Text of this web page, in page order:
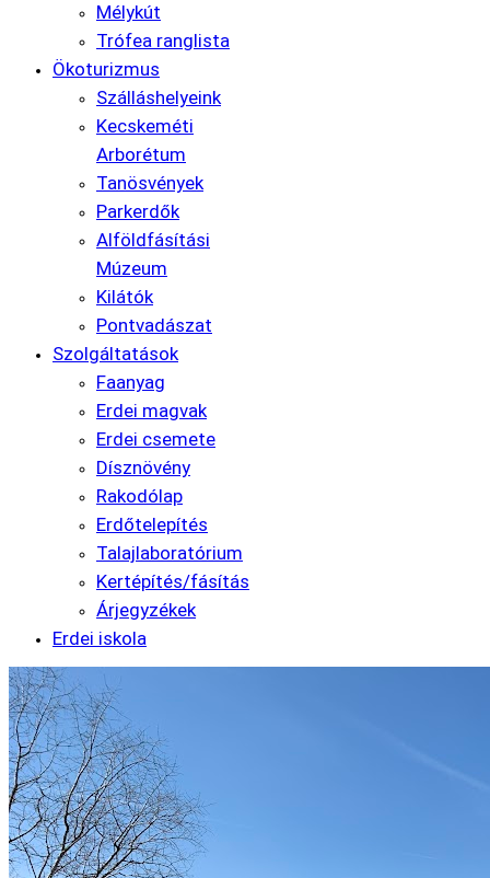
Mélykút
Trófea ranglista
Ökoturizmus
Szálláshelyeink
Kecskeméti
Arborétum
Tanösvények
Parkerdők
Alföldfásítási
Múzeum
Kilátók
Pontvadászat
Szolgáltatások
Faanyag
Erdei magvak
Erdei csemete
Dísznövény
Rakodólap
Erdőtelepítés
Talajlaboratórium
Kertépítés/fásítás
Árjegyzékek
Erdei iskola